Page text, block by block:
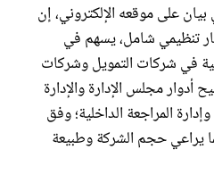
على موقعه الإلكتروني، إن
تنظيمي شامل، يسهم في
في شركات التمويل وشركات
أدوار مجلس الإدارة والإدارة
المراجعة الداخلية؛ وفق
يراعي حجم الشركة وطبيعة